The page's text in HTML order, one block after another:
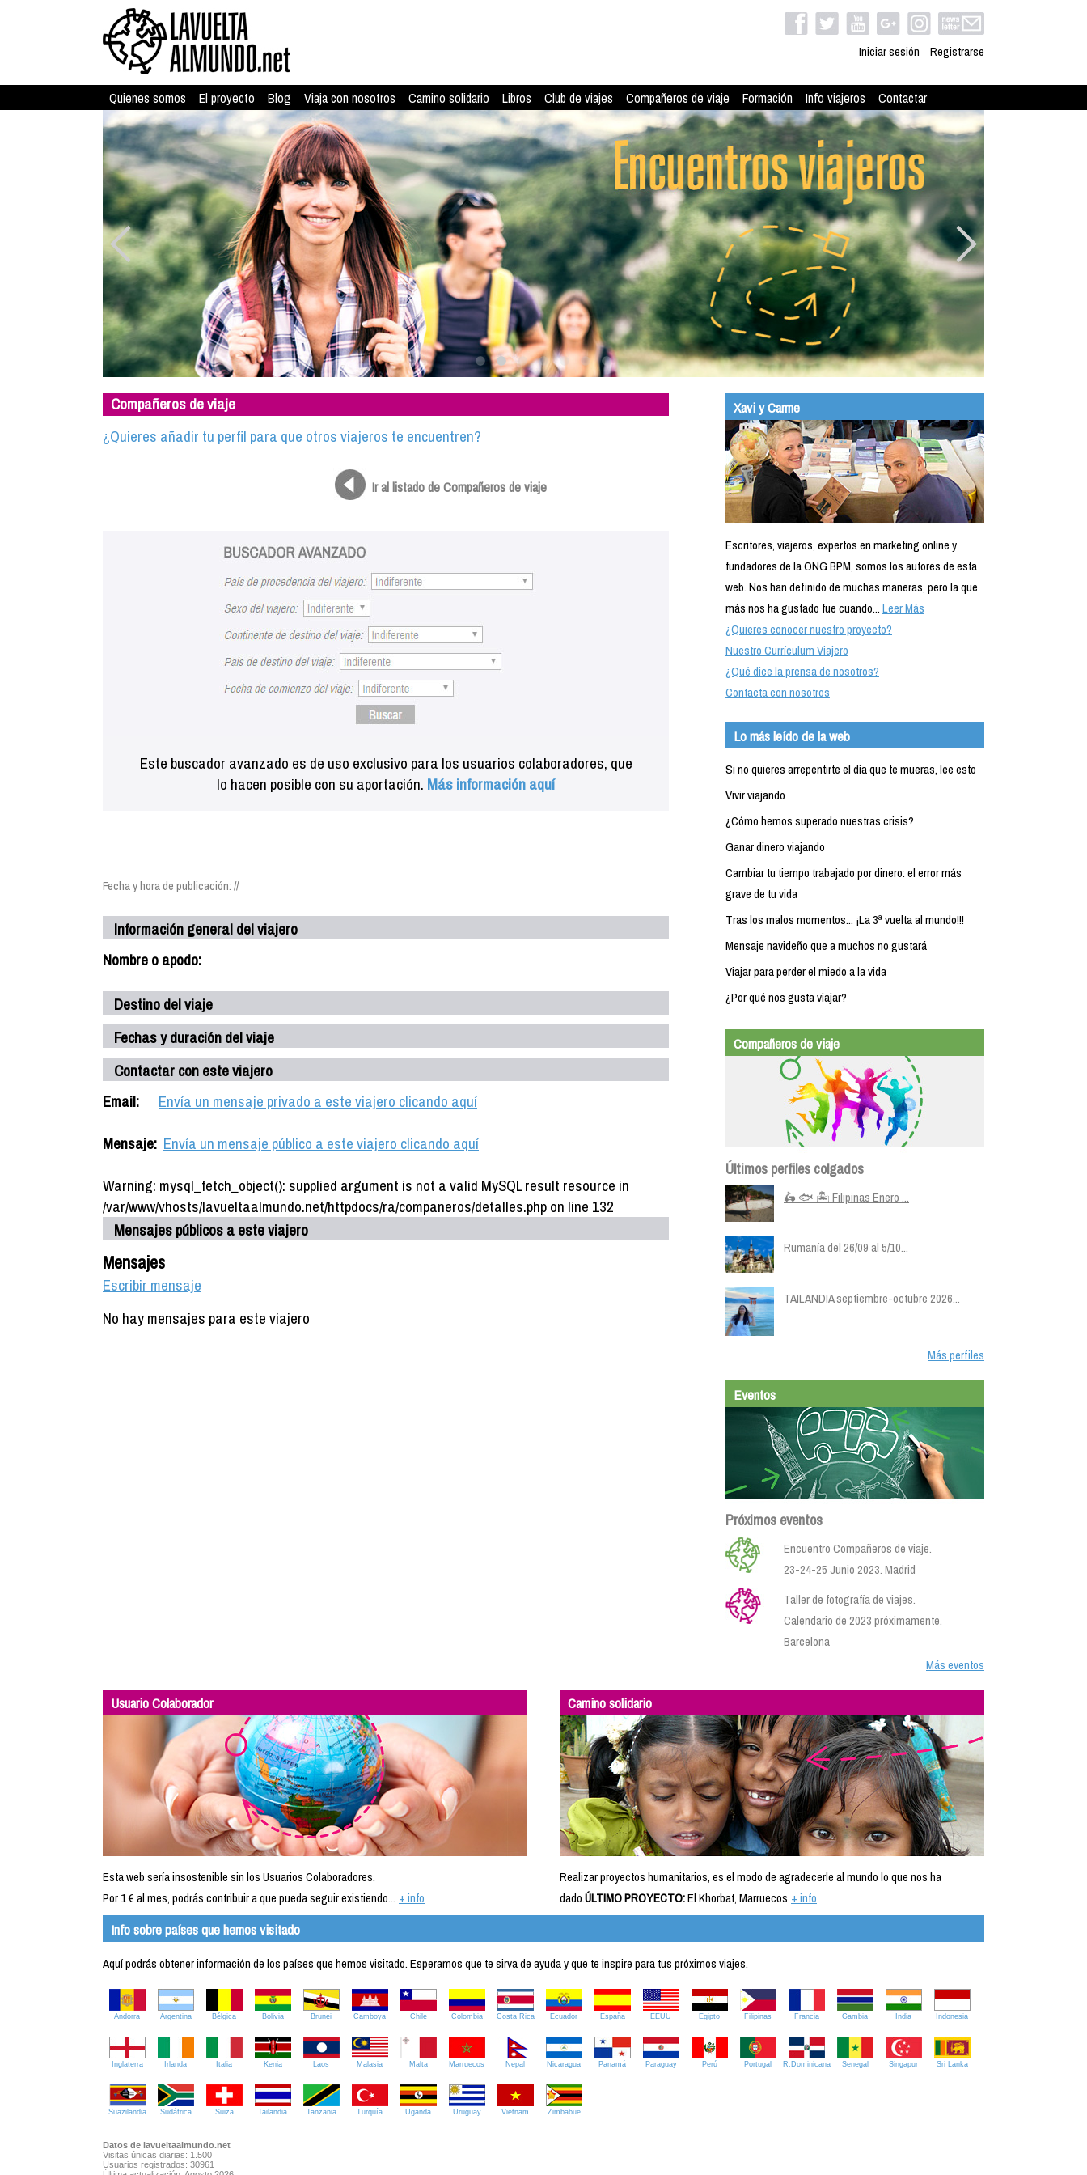
Iniciar sesión Registrarse
Quienes somos El proyecto Blog Viaja con nosotros Camino solidario Libros Club de viajes Compañeros de viaje Formación Info viajeros Contactar
Compañeros de viaje
¿Quieres añadir tu perfil para que otros viajeros te encuentren?
Ir al listado de Compañeros de viaje
Este buscador avanzado es de uso exclusivo para los usuarios colaboradores, que
lo hacen posible con su aportación. Más información aquí
Fecha y hora de publicación: //
Información general del viajero
Nombre o apodo:
Destino del viaje
Fechas y duración del viaje
Contactar con este viajero
Email:
Envía un mensaje privado a este viajero clicando aquí
Mensaje: Envía un mensaje público a este viajero clicando aquí
Warning: mysql_fetch_object(): supplied argument is not a valid MySQL result resource in
/var/www/vhosts/lavueltaalmundo.net/httpdocs/ra/companeros/detalles.php on line 132
Mensajes públicos a este viajero
Mensajes
Escribir mensaje
No hay mensajes para este viajero
Xavi y Carme
Escritores, viajeros, expertos en marketing online y
fundadores de la ONG BPM, somos los autores de esta
web. Nos han definido de muchas maneras, pero la que
más nos ha gustado fue cuando...Leer Más
¿Quieres conocer nuestro proyecto?
Nuestro Currículum Viajero
¿Qué dice la prensa de nosotros?
Contacta con nosotros
Lo más leído de la web
Si no quieres arrepentirte el día que te mueras, lee esto
Vivir viajando
¿Cómo hemos superado nuestras crisis?
Ganar dinero viajando
Cambiar tu tiempo trabajado por dinero: el error más
grave de tu vida
Tras los malos momentos... ¡La 3ª vuelta al mundo!!!
Mensaje navideño que a muchos no gustará
Viajar para perder el miedo a la vida
¿Por qué nos gusta viajar?
Compañeros de viaje
Últimos perfiles colgados
🛵 🐟 🏝️ Filipinas Enero ...
Rumanía del 26/09 al 5/10...
TAILANDIA septiembre-octubre 2026...
Más perfiles
Eventos
Próximos eventos
Encuentro Compañeros de viaje.
23-24-25 Junio 2023. Madrid
Taller de fotografía de viajes.
Calendario de 2023 próximamente.
Barcelona
Más eventos
Usuario Colaborador
Esta web sería insostenible sin los Usuarios Colaboradores.
Por 1 € al mes, podrás contribuir a que pueda seguir existiendo... + info
Camino solidario
Realizar proyectos humanitarios, es el modo de agradecerle al mundo lo que nos ha
dado.ÚLTIMO PROYECTO:El Khorbat, Marruecos + info
Info sobre países que hemos visitado
Aquí podrás obtener información de los países que hemos visitado. Esperamos que te sirva de ayuda y que te inspire para tus próximos viajes.
Andorra Argentina Bélgica Bolivia Brunei Camboya Chile Colombia Costa Rica Ecuador España EEUU Egipto Filipinas Francia Gambia India Indonesia
Inglaterra Irlanda Italia Kenia Laos Malasia Malta Marruecos Nepal Nicaragua Panamá Paraguay Perú Portugal R.Dominicana Senegal Singapur Sri Lanka
Suazilandia Sudáfrica Suiza Tailandia Tanzania Turquía Uganda Uruguay Vietnam Zimbabue
Datos de lavueltaalmundo.net
Visitas únicas diarias: 1.500
Usuarios registrados: 30961